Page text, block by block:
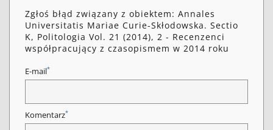
Zgłoś błąd związany z obiektem: Annales
Universitatis Mariae Curie-Skłodowska. Sectio
K, Politologia Vol. 21 (2014), 2 - Recenzenci
współpracujący z czasopismem w 2014 roku
E-mail*
Komentarz*